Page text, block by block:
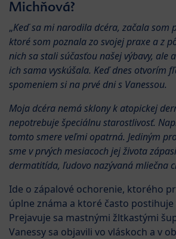
Michňová?
„Keď sa mi narodila dcéra, začala som
ktoré som poznala zo svojej praxe a z
nich sa stali súčasťou našej výbavy, ale
ich sama vyskúšala. Keď dnes otvorím
spomeniem si na prvé dni s Vanessou.
Moja dcéra nemá sklony k atopickej
nepotrebuje špeciálnu starostlivosť.
tomto smere veľmi opatrná. Jediným
sme v prvých mesiacoch jej života
dermatitída, ľudovo nazývaná mliečna
Ide o zápalové ochorenie, ktorého
úplne známa a ktoré často
Prejavuje sa mastnými žltkastými
Vanessy sa objavili vo vláskoch a v